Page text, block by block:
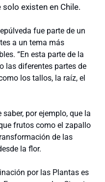
existen en Chile.
fue parte de un
a un tema más
“En esta parte de la
las diferentes partes de
los tallos, la raíz, el
por ejemplo, que la
frutos como el zapallo
de las
la flor.
por las Plantas es